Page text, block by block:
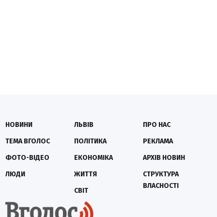
НОВИНИ
ТЕМА ВГОЛОС
ФОТО-ВІДЕО
ЛЮДИ
ЛЬВІВ
ПОЛІТИКА
ЕКОНОМІКА
ЖИТТЯ
СВІТ
ПРО НАС
РЕКЛАМА
АРХІВ НОВИН
СТРУКТУРА
ВЛАСНОСТІ